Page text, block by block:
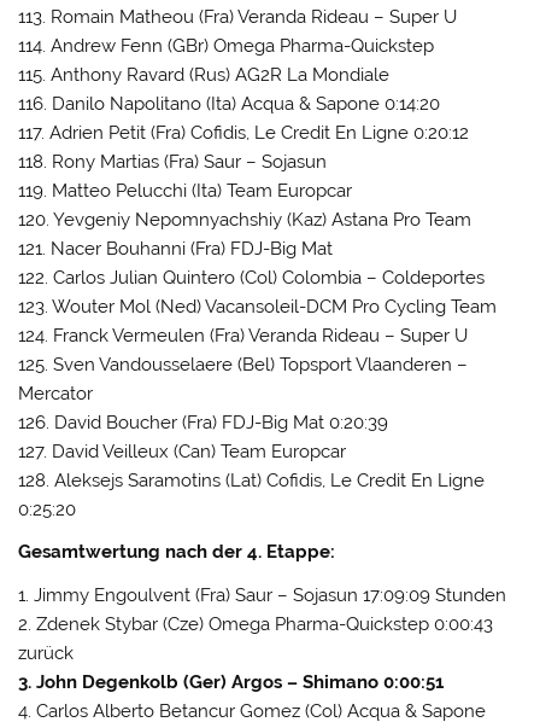
113. Romain Matheou (Fra) Veranda Rideau – Super U
114. Andrew Fenn (GBr) Omega Pharma-Quickstep
115. Anthony Ravard (Rus) AG2R La Mondiale
116. Danilo Napolitano (Ita) Acqua & Sapone 0:14:20
117. Adrien Petit (Fra) Cofidis, Le Credit En Ligne 0:20:12
118. Rony Martias (Fra) Saur – Sojasun
119. Matteo Pelucchi (Ita) Team Europcar
120. Yevgeniy Nepomnyachshiy (Kaz) Astana Pro Team
121. Nacer Bouhanni (Fra) FDJ-Big Mat
122. Carlos Julian Quintero (Col) Colombia – Coldeportes
123. Wouter Mol (Ned) Vacansoleil-DCM Pro Cycling Team
124. Franck Vermeulen (Fra) Veranda Rideau – Super U
125. Sven Vandousselaere (Bel) Topsport Vlaanderen –
Mercator
126. David Boucher (Fra) FDJ-Big Mat 0:20:39
127. David Veilleux (Can) Team Europcar
128. Aleksejs Saramotins (Lat) Cofidis, Le Credit En Ligne
0:25:20
Gesamtwertung nach der 4. Etappe:
1. Jimmy Engoulvent (Fra) Saur – Sojasun 17:09:09 Stunden
2. Zdenek Stybar (Cze) Omega Pharma-Quickstep 0:00:43
zurück
3. John Degenkolb (Ger) Argos – Shimano 0:00:51
4. Carlos Alberto Betancur Gomez (Col) Acqua & Sapone